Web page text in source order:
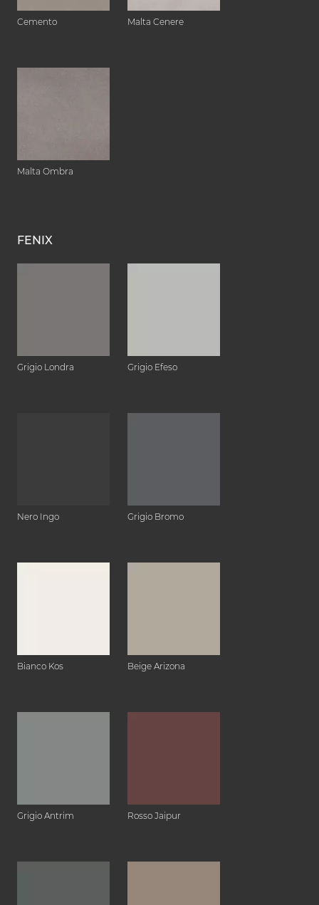
Cemento Malta Cenere
Malta Ombra
FENIX
Grigio Londra Grigio Efeso
Nero Ingo Grigio Bromo
Bianco Kos Beige Arizona
Grigio Antrim Rosso Jaipur